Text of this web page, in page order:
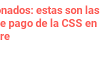
estas son las
pago de la CSS en